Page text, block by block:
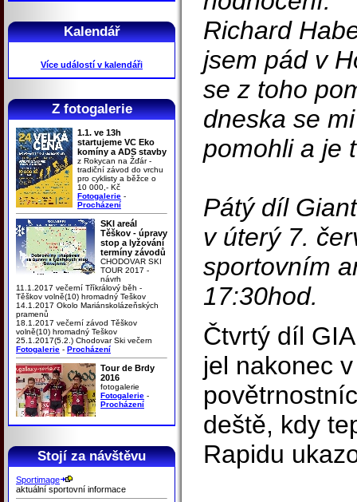
Kalendář
Více událostí v kalendáři
Z fotogalerie
1.1. ve 13h
startujeme VC Eko
komíny a ADS stavby
z Rokycan na Žďár -
tradiční závod do vrchu
pro cyklisty a běžce o
10 000,- Kč
Fotogalerie -
Procházení
SKI areál
Těškov - úpravy
stop a lyžování
termíny závodů
CHODOVAR SKI
TOUR 2017 -
návrh
11.1.2017 večerní Tříkrálový běh -
Těškov volně(10) hromadný Teškov
14.1.2017 Okolo Mariánskolázeňských
pramenů
18.1.2017 večerní závod Těškov
volně(10) hromadný Teškov
25.1.2017(5.2.) Chodovar Ski večern
Fotogalerie - Procházení
Tour de Brdy
2016
fotogalerie
Fotogalerie -
Procházení
Stojí za návštěvu
Sportimage
aktuální sportovní informace
Richard
jsem pád v
se z toho
dneska se
pomohli a je
Pátý díl
v úterý 7.
sportovním
17:30hod.
Čtvrtý díl
jel nakonec
deště, kdy
Rapidu